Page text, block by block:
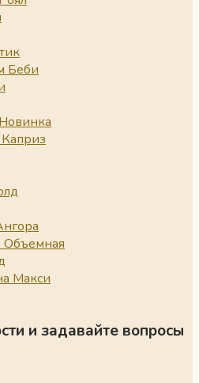
Беби
Макси
и задавайте вопросы